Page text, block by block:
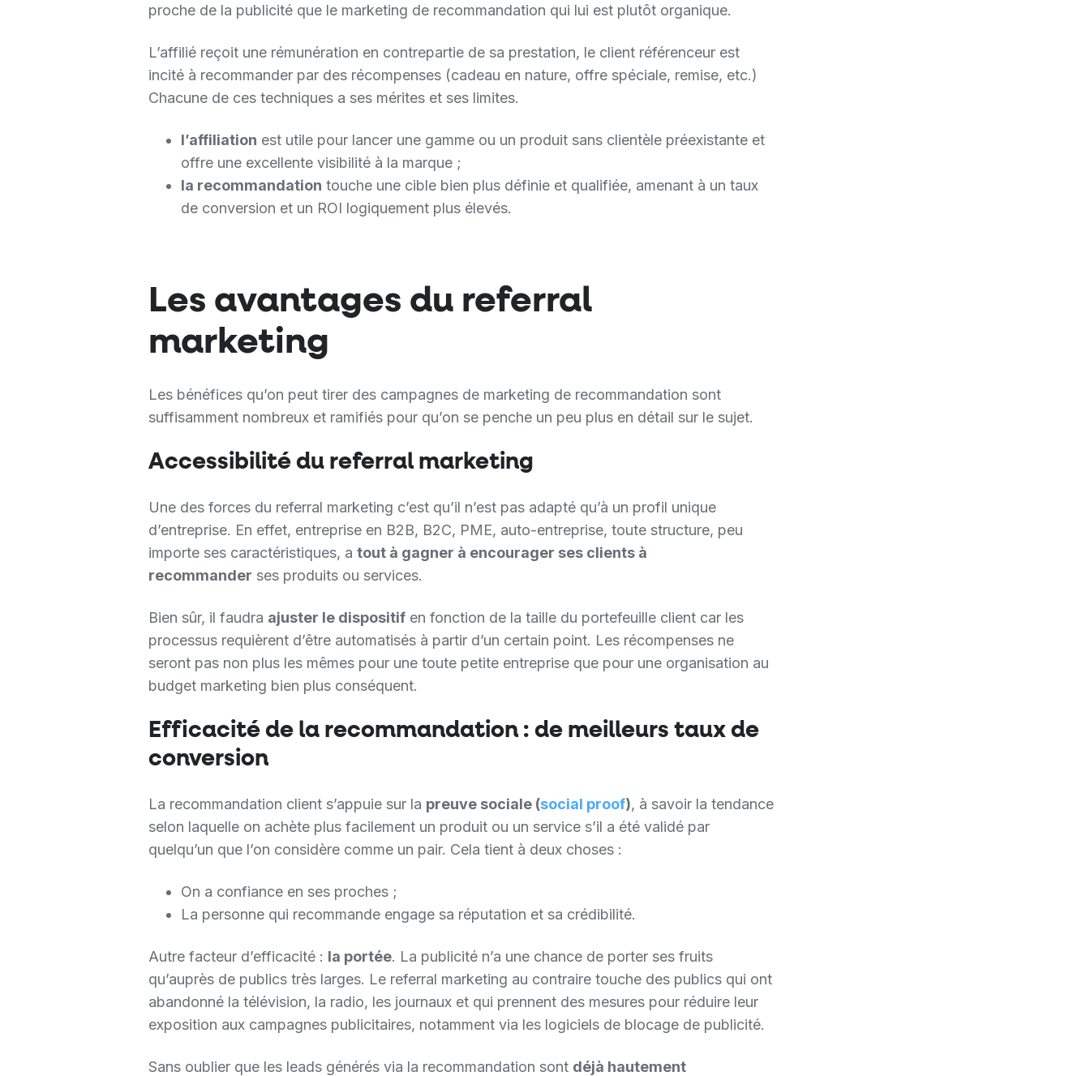
proche de la publicité que le marketing de recommandation qui lui est plutôt organique.
L’affilié reçoit une rémunération en contrepartie de sa prestation, le client référenceur est
incité à recommander par des récompenses (cadeau en nature, offre spéciale, remise, etc.)
Chacune de ces techniques a ses mérites et ses limites.
l’affiliation est utile pour lancer une gamme ou un produit sans clientèle préexistante et
offre une excellente visibilité à la marque ;
la recommandation touche une cible bien plus définie et qualifiée, amenant à un taux
de conversion et un ROI logiquement plus élevés.
Les avantages du referral
marketing
Les bénéfices qu’on peut tirer des campagnes de marketing de recommandation sont
suffisamment nombreux et ramifiés pour qu’on se penche un peu plus en détail sur le sujet.
Accessibilité du referral marketing
Une des forces du referral marketing c’est qu’il n’est pas adapté qu’à un profil unique
d’entreprise. En effet, entreprise en B2B, B2C, PME, auto-entreprise, toute structure, peu
importe ses caractéristiques, a tout à gagner à encourager ses clients à
recommander ses produits ou services.
Bien sûr, il faudra ajuster le dispositif en fonction de la taille du portefeuille client car les
processus requièrent d’être automatisés à partir d’un certain point. Les récompenses ne
seront pas non plus les mêmes pour une toute petite entreprise que pour une organisation au
budget marketing bien plus conséquent.
Efficacité de la recommandation : de meilleurs taux de
conversion
La recommandation client s’appuie sur la preuve sociale (social proof), à savoir la tendance
selon laquelle on achète plus facilement un produit ou un service s’il a été validé par
quelqu’un que l’on considère comme un pair. Cela tient à deux choses :
On a confiance en ses proches ;
La personne qui recommande engage sa réputation et sa crédibilité.
Autre facteur d’efficacité : la portée. La publicité n’a une chance de porter ses fruits
qu’auprès de publics très larges. Le referral marketing au contraire touche des publics qui ont
abandonné la télévision, la radio, les journaux et qui prennent des mesures pour réduire leur
exposition aux campagnes publicitaires, notamment via les logiciels de blocage de publicité.
Sans oublier que les leads générés via la recommandation sont déjà hautement